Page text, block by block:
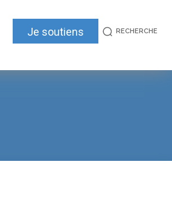
Je soutiens RECHERCHE